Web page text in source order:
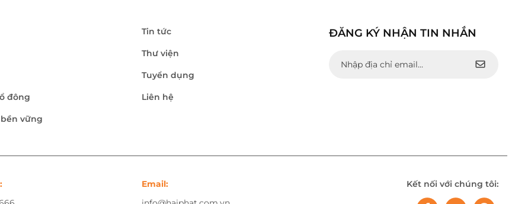
đông
vững
Tin tức
Thư viện
Tuyển dụng
Liên hệ
ĐĂNG KÝ NHẬN TIN NHẮN
Email:
Kết nối với chúng tôi: